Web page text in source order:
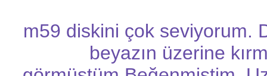
m59 diskini çok seviyorum.
beyazın üzerine